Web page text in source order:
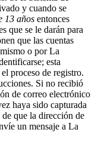
y cuando se
13 años entonces
que se le darán para
que las cuentas
o por La
esta
proceso de registro.
Si no recibió
de correo electrónico
haya sido capturada
que la dirección de
un mensaje a La